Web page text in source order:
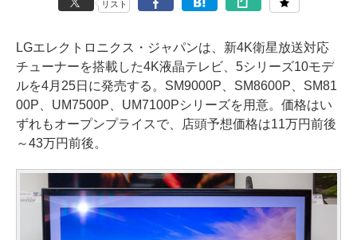
リスト
LGエレクトロニクス・ジャパンは、新4K衛星放送対応
チューナーを搭載した4K液晶テレビ、5シリーズ10モデ
ルを4月25日に発売する。SM9000P、SM8600P、SM81
00P、UM7500P、UM7100Pシリーズを用意。価格はい
ずれもオープンプライスで、店頭予想価格は11万円前後
～43万円前後。